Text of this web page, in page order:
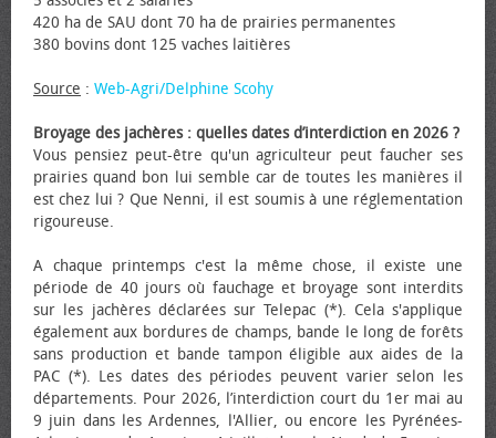
420 ha de SAU dont 70 ha de prairies permanentes
380 bovins dont 125 vaches laitières
Source : Web-Agri/Delphine Scohy
Broyage des jachères : quelles dates d’interdiction en 2026 ?
Vous pensiez peut-être qu'un agriculteur peut faucher ses
prairies quand bon lui semble car de toutes les manières il
est chez lui ? Que Nenni, il est soumis à une réglementation
rigoureuse.
A chaque printemps c'est la même chose, il existe une
période de 40 jours où fauchage et broyage sont interdits
sur les jachères déclarées sur Telepac (*). Cela s'applique
également aux bordures de champs, bande le long de forêts
sans production et bande tampon éligible aux aides de la
PAC (*). Les dates des périodes peuvent varier selon les
départements. Pour 2026, l’interdiction court du 1er mai au
9 juin dans les Ardennes, l'Allier, ou encore les Pyrénées-